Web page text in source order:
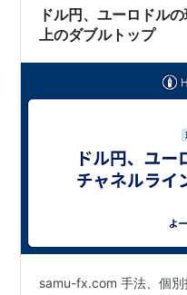
ドル円、ユーロドル
上のダブルトップ
samu-fx.com 手法、個別